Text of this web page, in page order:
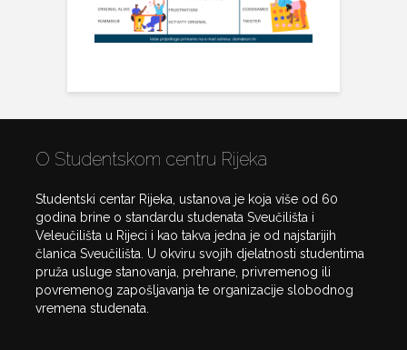
O Studentskom centru Rijeka
Studentski centar Rijeka, ustanova je koja više od 60
godina brine o standardu studenata Sveučilišta i
Veleučilišta u Rijeci i kao takva jedna je od najstarijih
članica Sveučilišta. U okviru svojih djelatnosti studentima
pruža usluge stanovanja, prehrane, privremenog ili
povremenog zapošljavanja te organizacije slobodnog
vremena studenata.